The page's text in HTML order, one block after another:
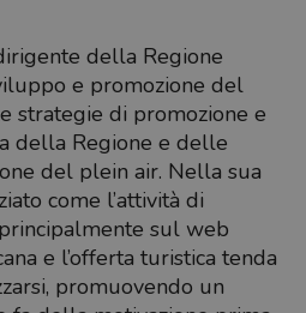
della Regione
e promozione del
strategie di promozione e
della Regione e delle
del plein air. Nella sua
come l’attività di
sul web
e l’offerta turistica tenda
promuovendo un